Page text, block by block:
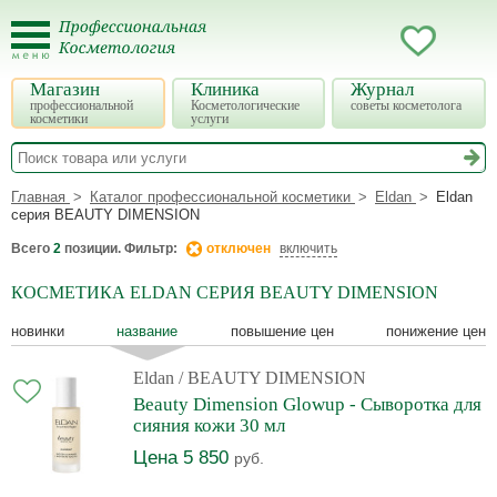
Магазин
профессиональной
косметики
Клиника
Косметологические
услуги
Журнал
советы косметолога
Главная Каталог профессиональной косметики Eldan
Eldan
серия BEAUTY DIMENSION
Всего 2 позиции. Фильтр: отключен включить
КОСМЕТИКА ELDAN СЕРИЯ BEAUTY DIMENSION
новинки название повышение цен понижение цен
Eldan / BEAUTY DIMENSION
Beauty Dimension Glowup - Сыворотка для
сияния кожи 30 мл
Цена 5 850 руб.